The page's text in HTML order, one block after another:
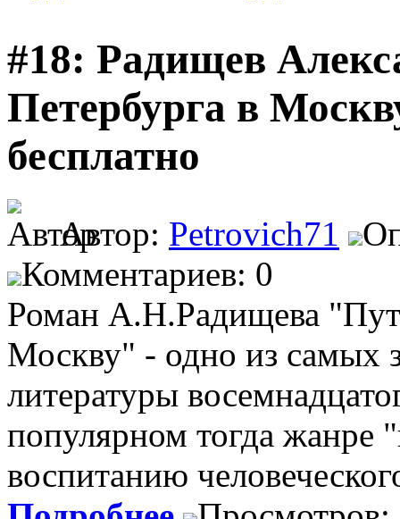
#18: Радищев
Петербурга в
бесплатно
Автор: Petrovich71
Комментариев: 0
Роман А.Н.Радищева
Москву" - одно из самых
литературы
популярном тогда жанре
воспитанию